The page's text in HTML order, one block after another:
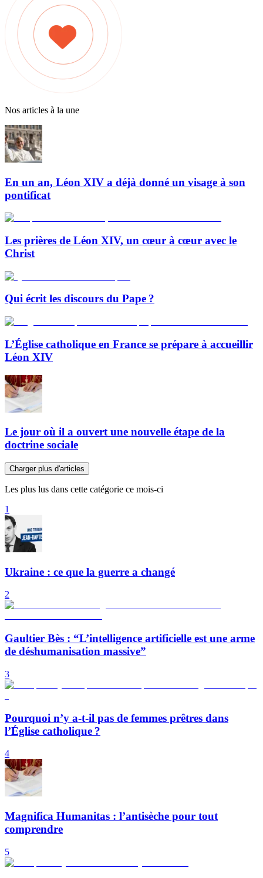
Nos articles à la une
En un an, Léon XIV a déjà donné un visage à son
pontificat
Les prières de Léon XIV, un cœur à cœur avec le
Christ
Qui écrit les discours du Pape ?
L’Église catholique en France se prépare à accueillir
Léon XIV
Le jour où il a ouvert une nouvelle étape de la
doctrine sociale
Charger plus d'articles
Les plus lus dans cette catégorie ce mois-ci
1
Ukraine : ce que la guerre a changé
2
Gaultier Bès : “L’intelligence artificielle est une arme
de déshumanisation massive”
3
Pourquoi n’y a-t-il pas de femmes prêtres dans
l’Église catholique ?
4
Magnifica Humanitas : l’antisèche pour tout
comprendre
5